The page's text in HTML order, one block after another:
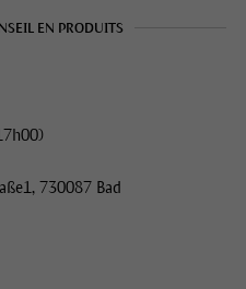
EN PRODUITS
730087 Bad